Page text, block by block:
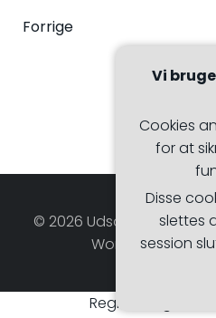
Forrige
© 2026
WordPress og
Vi
Cookies
for at
Disse
slettes
session